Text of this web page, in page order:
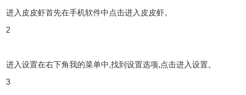
进入皮皮虾首先在手机软件中点击进入皮皮虾。
2
进入设置在右下角我的菜单中,找到设置选项,点击进入设置。
3